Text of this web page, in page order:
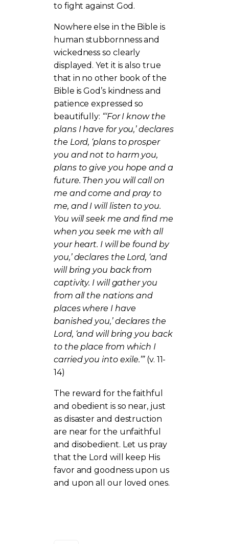
to fight against God.
Nowhere else in the Bible is
human stubbornness and
wickedness so clearly
displayed. Yet it is also true
that in no other book of the
Bible is God’s kindness and
patience expressed so
beautifully: “‘For I know the
plans I have for you,’ declares
the Lord, ‘plans to prosper
you and not to harm you,
plans to give you hope and a
future. Then you will call on
me and come and pray to
me, and I will listen to you.
You will seek me and find me
when you seek me with all
your heart. I will be found by
you,’ declares the Lord, ‘and
will bring you back from
captivity. I will gather you
from all the nations and
places where I have
banished you,’ declares the
Lord, ‘and will bring you back
to the place from which I
carried you into exile.’”(v. 11-
14)
The reward for the faithful
and obedient is so near, just
as disaster and destruction
are near for the unfaithful
and disobedient. Let us pray
that the Lord will keep His
favor and goodness upon us
and upon all our loved ones.